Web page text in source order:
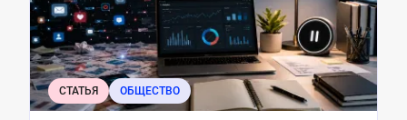
СТАТЬЯ ОБЩЕСТВО